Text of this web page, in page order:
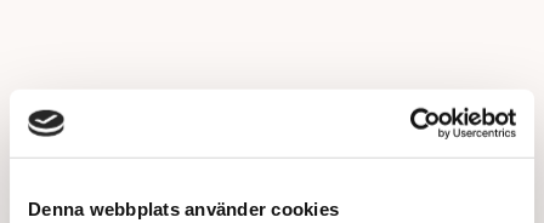
Denna webbplats använder cookies